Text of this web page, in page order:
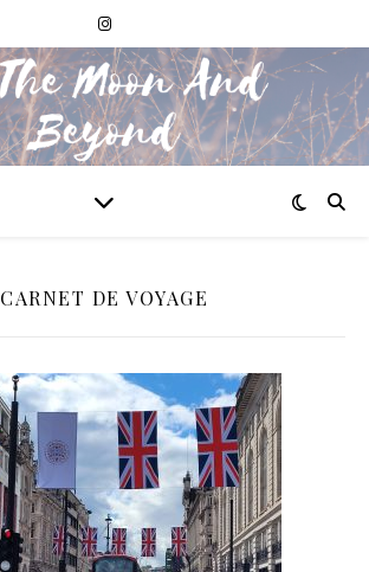
CARNET DE VOYAGE